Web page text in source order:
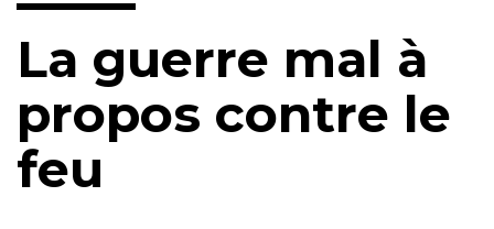
La guerre mal à
propos contre le
feu